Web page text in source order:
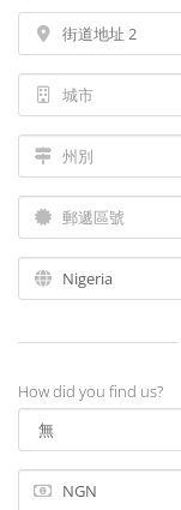
How did you find us?